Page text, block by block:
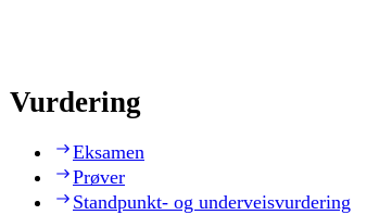
Vurdering
Eksamen
Prøver
Standpunkt- og underveisvurdering